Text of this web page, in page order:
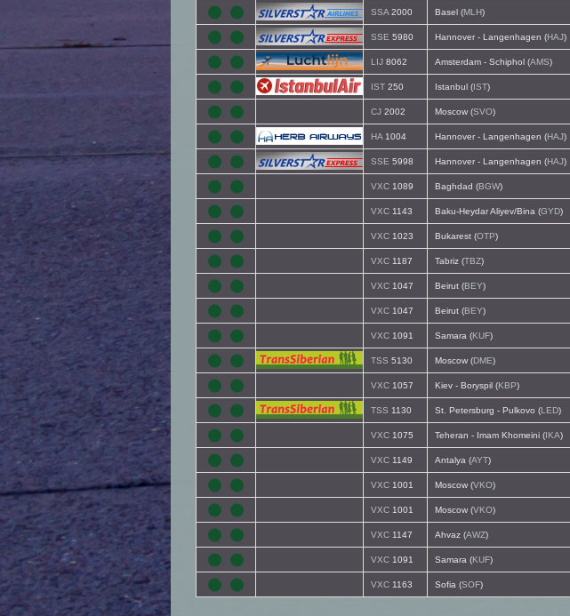
SSA 2000 Basel (MLH)
SSE 5980 Hannover - Langenhagen (HAJ)
LIJ 8062 Amsterdam - Schiphol (AMS)
IST 250 Istanbul (IST)
CJ 2002 Moscow (SVO)
HA 1004 Hannover - Langenhagen (HAJ)
SSE 5998 Hannover - Langenhagen (HAJ)
VXC 1089 Baghdad (BGW)
VXC 1143 Baku-Heydar Aliyev/Bina (GYD)
VXC 1023 Bukarest (OTP)
VXC 1187 Tabriz (TBZ)
VXC 1047 Beirut (BEY)
VXC 1047 Beirut (BEY)
VXC 1091 Samara (KUF)
TSS 5130 Moscow (DME)
VXC 1057 Kiev - Boryspil (KBP)
TSS 1130 St. Petersburg - Pulkovo (LED)
VXC 1075 Teheran - Imam Khomeini (IKA)
VXC 1149 Antalya (AYT)
VXC 1001 Moscow (VKO)
VXC 1001 Moscow (VKO)
VXC 1147 Ahvaz (AWZ)
VXC 1091 Samara (KUF)
VXC 1163 Sofia (SOF)